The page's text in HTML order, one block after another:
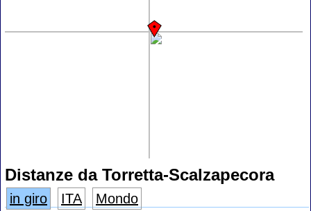
Distanze da Torretta-Scalzapecora
in giro ITA
Mondo